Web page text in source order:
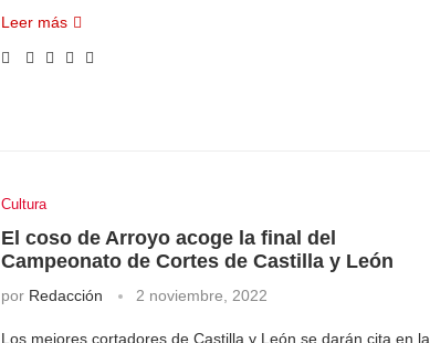
Leer más
Cultura
El coso de Arroyo acoge la final del
Campeonato de Cortes de Castilla y León
por Redacción 2 noviembre, 2022
Los mejores cortadores de Castilla y León se darán cita en la